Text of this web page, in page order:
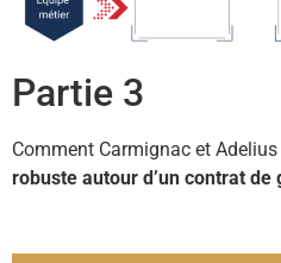
Partie 3
Comment Carmignac et
robuste autour d’un contrat